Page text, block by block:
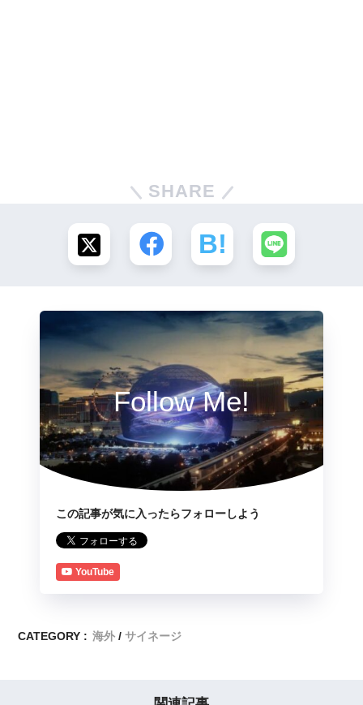
SHARE
Follow Me!
この記事が気に入ったらフォローしよう
YouTube
CATEGORY : 海外 サイネージ